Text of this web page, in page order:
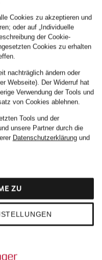
+Aktionsrabatt
Cookies zu akzeptieren und
oder auf „Individuelle
der Cookie-
Cookies zu erhalten
nachträglich ändern oder
Webseite). Der Widerruf hat
Verwendung der Tools und
von Cookies ablehnen.
Tools und der
unsere Partner durch die
Datenschutzerklärungund
ZU